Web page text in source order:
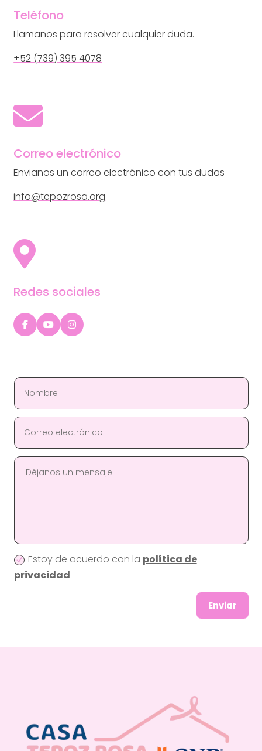
Teléfono
Llamanos para resolver cualquier duda.
+52 (739) 395 4078

Correo electrónico
Envianos un correo electrónico con tus dudas
info@tepozrosa.org

Redes sociales
Estoy de acuerdo con la política de
privacidad
Enviar